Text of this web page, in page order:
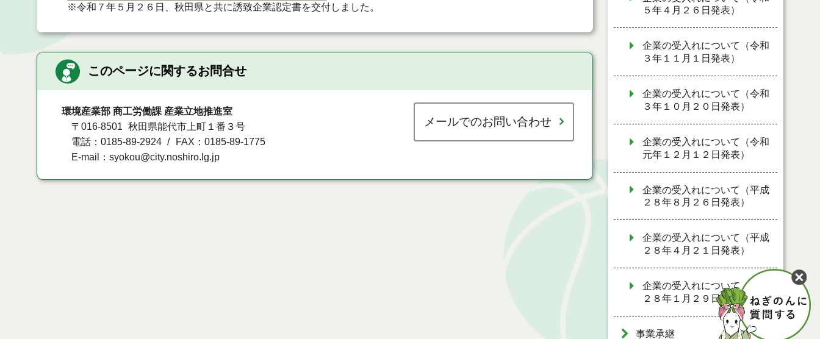
※令和７年５月２６日、秋田県と共に誘致企業認定書を交付しました。
このページに関するお問合せ
環境産業部 商工労働課 産業立地推進室
〒016-8501
秋田県能代市上町１番３号
電話：0185-89-2924
FAX：0185-89-1775
E-mail：syokou@city.noshiro.lg.jp
メールでのお問い合わせ
５年４月２６日発表）
企業の受入れについて（令和
３年１１月１日発表）
企業の受入れについて（令和
３年１０月２０日発表）
企業の受入れについて（令和
元年１２月１２日発表）
企業の受入れについて（平成
２８年８月２６日発表）
企業の受入れについて（平成
２８年４月２１日発表）
企業の受入れについて（平成
２８年１月２９日発表）
事業承継